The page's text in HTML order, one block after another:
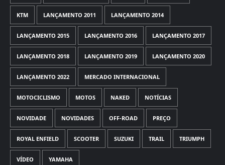
KTM LANÇAMENTO 2011 LANÇAMENTO 2014
LANÇAMENTO 2015 LANÇAMENTO 2016 LANÇAMENTO 2017
LANÇAMENTO 2018 LANÇAMENTO 2019 LANÇAMENTO 2020
LANÇAMENTO 2022 MERCADO INTERNACIONAL
MOTOCICLISMO MOTOS NAKED NOTÍCIAS
NOVIDADE NOVIDADES OFF-ROAD PREÇO
ROYAL ENFIELD SCOOTER SUZUKI TRAIL TRIUMPH
VÍDEO YAMAHA